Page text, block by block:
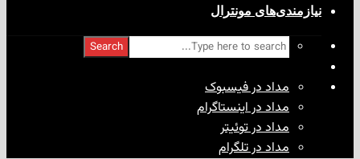
مونترال
Search
مداد در فیسبوک
مداد در اینستاگرام
مداد در توئیتر
مداد در تلگرام